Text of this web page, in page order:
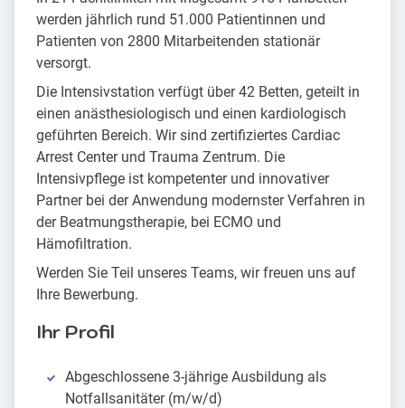
werden jährlich rund 51.000 Patientinnen und
Patienten von 2800 Mitarbeitenden stationär
versorgt.
Die Intensivstation verfügt über 42 Betten, geteilt in
einen anästhesiologisch und einen kardiologisch
geführten Bereich. Wir sind zertifiziertes Cardiac
Arrest Center und Trauma Zentrum. Die
Intensivpflege ist kompetenter und innovativer
Partner bei der Anwendung modernster Verfahren in
der Beatmungstherapie, bei ECMO und
Hämofiltration.
Werden Sie Teil unseres Teams, wir freuen uns auf
Ihre Bewerbung.
Ihr Profil
Abgeschlossene 3-jährige Ausbildung als
Notfallsanitäter (m/w/d)